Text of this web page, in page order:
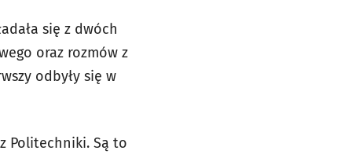
się z dwóch
oraz rozmów z
odbyły się w
Politechniki. Są to